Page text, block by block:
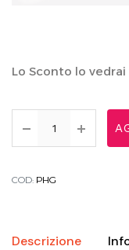
Lo Sconto lo
COD: PHG
Descrizione